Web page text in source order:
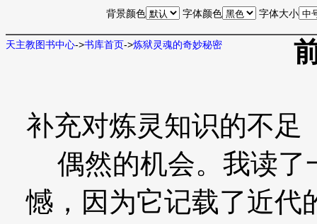
背景颜色 字体颜色 字体大小
天主教图书中心->书库首页->炼狱灵魂的奇妙秘密
补充对炼灵知识的不足
偶然的机会。我读了
憾，因为它记载了近代